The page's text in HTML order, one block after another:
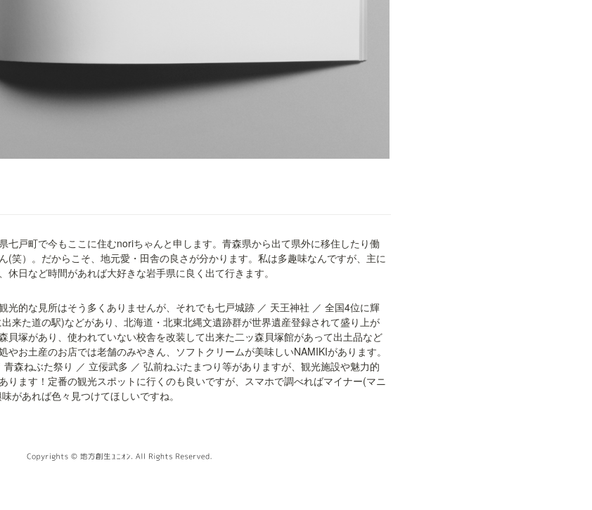
七戸町で今もここに住むnoriちゃんと申します。青森県から出て県外に移住したり働
(笑）。だからこそ、地元愛・田舎の良さが分かります。私は多趣味なんですが、主に
日など時間があれば大好きな岩手県に良く出て行きます。
光的な見所はそう多くありませんが、それでも七戸城跡 ／ 天王神社 ／ 全国4位に輝
来た道の駅)などがあり、北海道・北東北縄文遺跡群が世界遺産登録されて盛り上が
貝塚があり、使われていない校舎を改装して出来た二ッ森貝塚館があって出土品など
やお土産のお店では老舗のみやきん、ソフトクリームが美味しいNAMIKIがあります。
森ねぶた祭り ／ 立佞武多 ／ 弘前ねぷたまつり等がありますが、観光施設や魅力的
ります！定番の観光スポットに行くのも良いですが、スマホで調べればマイナー(マニ
があれば色々見つけてほしいですね。